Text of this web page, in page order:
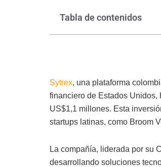
Tabla de contenidos
Sytrex, una plataforma
financiero de Estados Unidos,
US$1,1 millones. Esta
startups latinas, como Broom
La compañía, liderada por su
desarrollando soluciones